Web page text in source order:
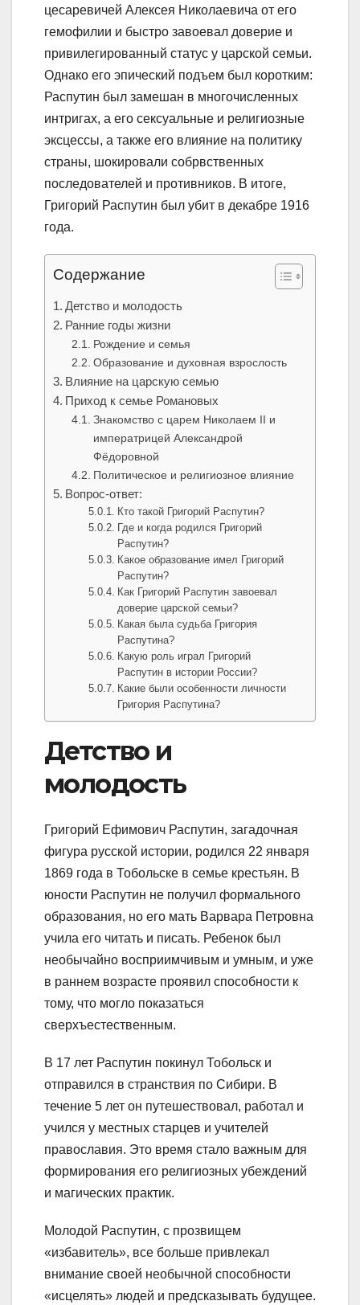
цесаревичей Алексея Николаевича от его
гемофилии и быстро завоевал доверие и
привилегированный статус у царской семьи.
Однако его эпический подъем был коротким:
Распутин был замешан в многочисленных
интригах, а его сексуальные и религиозные
эксцессы, а также его влияние на политику
страны, шокировали собрвственных
последователей и противников. В итоге,
Григорий Распутин был убит в декабре 1916
года.
Содержание
Детство и молодость
Ранние годы жизни
Рождение и семья
Образование и духовная взрослость
Влияние на царскую семью
Приход к семье Романовых
Знакомство с царем Николаем II и
императрицей Александрой
Фёдоровной
Политическое и религиозное влияние
Вопрос-ответ:
Кто такой Григорий Распутин?
Где и когда родился Григорий
Распутин?
Какое образование имел Григорий
Распутин?
Как Григорий Распутин завоевал
доверие царской семьи?
Какая была судьба Григория
Распутина?
Какую роль играл Григорий
Распутин в истории России?
Какие были особенности личности
Григория Распутина?
Детство и
молодость
Григорий Ефимович Распутин, загадочная
фигура русской истории, родился 22 января
1869 года в Тобольске в семье крестьян. В
юности Распутин не получил формального
образования, но его мать Варвара Петровна
учила его читать и писать. Ребенок был
необычайно восприимчивым и умным, и уже
в раннем возрасте проявил способности к
тому, что могло показаться
сверхъестественным.
В 17 лет Распутин покинул Тобольск и
отправился в странствия по Сибири. В
течение 5 лет он путешествовал, работал и
учился у местных старцев и учителей
православия. Это время стало важным для
формирования его религиозных убеждений
и магических практик.
Молодой Распутин, с прозвищем
«избавитель», все больше привлекал
внимание своей необычной способности
«исцелять» людей и предсказывать будущее.